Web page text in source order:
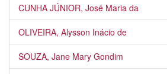
CUNHA JÚNIOR, José Maria da
OLIVEIRA, Alysson Inácio de
SOUZA, Jane Mary Gondim